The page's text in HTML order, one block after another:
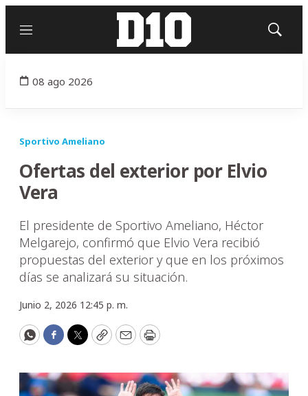
Menú
Mostrar
08 ago 2026
Sportivo Ameliano
Ofertas del exterior por Elvio
Vera
El presidente de Sportivo Ameliano, Héctor
Melgarejo, confirmó que Elvio Vera recibió
propuestas del exterior y que en los próximos
días se analizará su situación.
Junio 2, 2026 12:45 p. m.
WhatsApp
Facebook
Twitter
CopyEmailPrint